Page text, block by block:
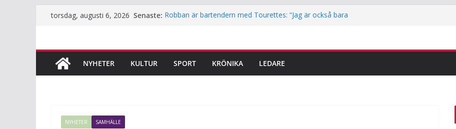
Hoppatorsdag, augusti 6, 2026 Senaste: Robban är bartendern med Tourettes: “Jag är också bara
innan du klappar dem
Häng med när JiF:s reporter testar parkour
NYHETER KULTUR SPORT KRÖNIKA LEDARE
NYHETER SAMHÄLLE